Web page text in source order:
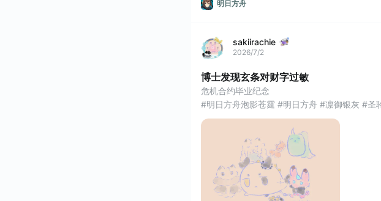
明日方舟
sakiirachie
2026/7/2
博士发现玄条对财字过敏
危机合约毕业纪念
#明日方舟泡影苍霆 #明日方舟 #凛御银灰 #